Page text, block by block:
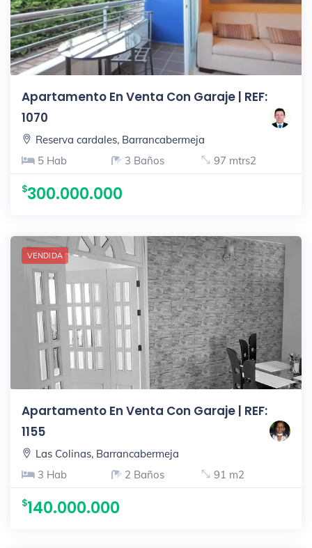
Apartamento En Venta Con Garaje | REF:
1070
Reserva cardales, Barrancabermeja
5 Hab
3 Baños 97 mtrs2
300.000.000
VENDIDA
Apartamento En Venta Con Garaje | REF:
1155
Las Colinas, Barrancabermeja
3 Hab
2 Baños 91 m2
140.000.000